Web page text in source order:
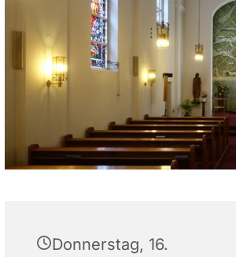
Donnerstag, 16.